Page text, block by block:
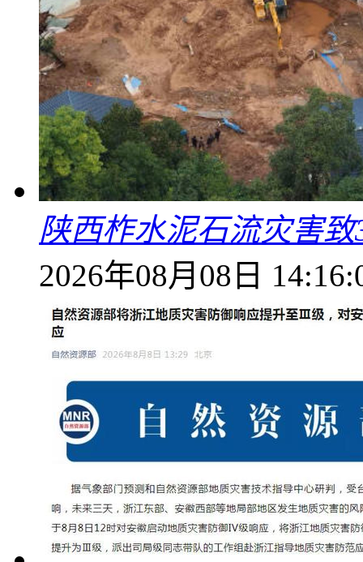
陕西柞水泥石流灾害
2026年08月08日